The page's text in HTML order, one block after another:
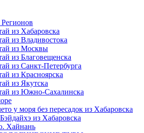
из Хабаровска
из Владивостока
из Москвы
из Благовещенска
из Санкт-Петербурга
из Красноярска
из Якутска
из Южно-Сахалинска
у моря без пересадок из Хабаровска
из Хабаровска
Хайнань